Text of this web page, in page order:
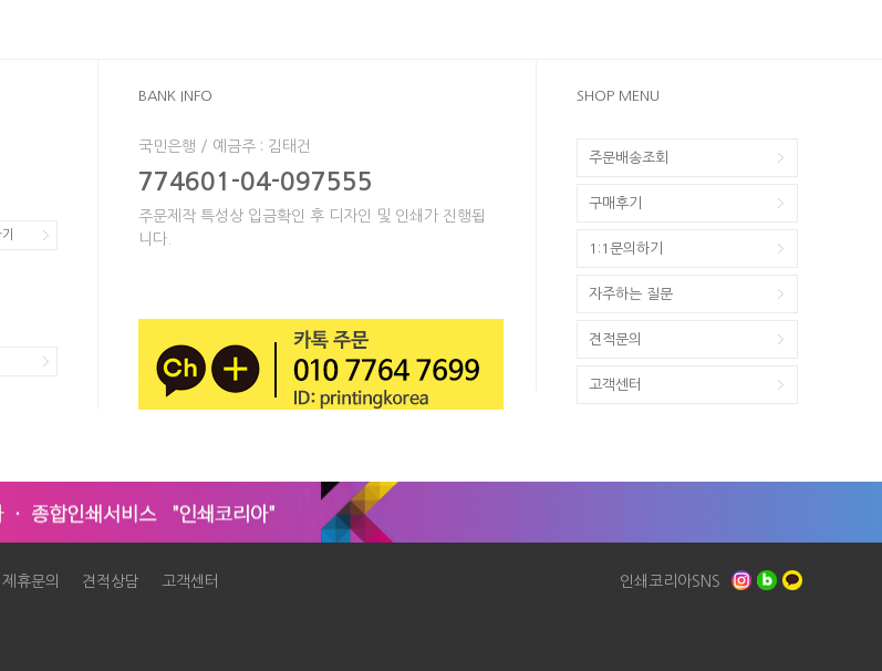
BANK INFO
국민은행 / 예금주 : 김태건
774601-04-097555
주문제작 특성상 입금확인 후 디자인 및 인쇄가 진행됩
니다.
SHOP MENU
주문배송조회
구매후기
1:1문의하기
자주하는 질문
견적문의
고객센터
인쇄코리아SNS
제휴문의 견적상담 고객센터